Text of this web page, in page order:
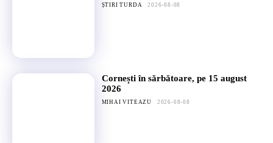
ȘTIRI TURDA 2026-08-08
Cornești în sărbătoare, pe 15 august
2026
MIHAI VITEAZU 2026-08-08